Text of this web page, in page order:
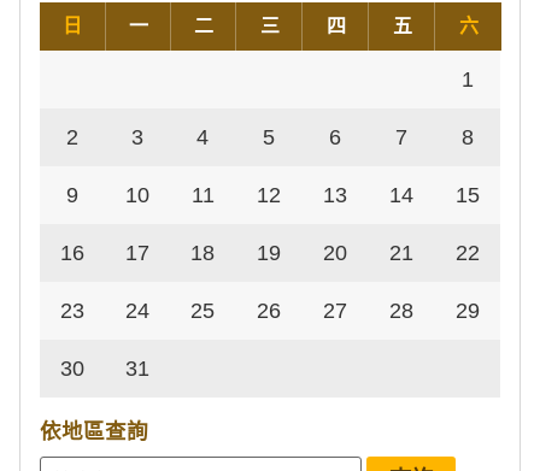
日 一 二 三 四 五 六
1
2 3 4 5 6 7 8
9 10 11 12 13 14 15
16 17 18 19 20 21 22
23 24 25 26 27 28 29
30 31
依地區查詢